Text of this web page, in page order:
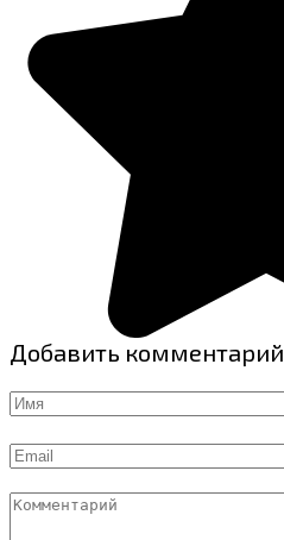
Добавить комментарий
Имя
Email
Комментарий